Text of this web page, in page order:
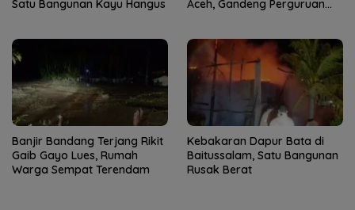
Satu Bangunan Kayu Hangus
Aceh, Gandeng Perguruan
Banjir Bandang Terjang Rikit
Gaib Gayo Lues, Rumah
Warga Sempat Terendam
Kebakaran Dapur Bata di
Baitussalam, Satu Bangunan
Rusak Berat